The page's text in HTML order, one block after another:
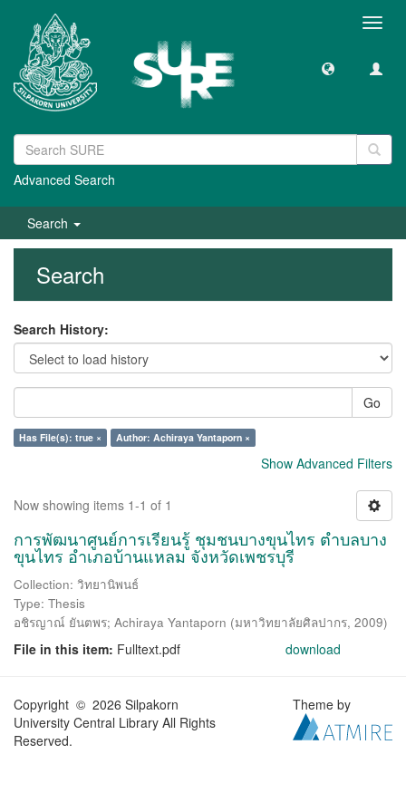
Advanced Search
Search
Search
Search History:
Go
Has File(s): true × Author: Achiraya Yantaporn ×
Show Advanced Filters
Now showing items 1-1 of 1
การพัฒนาศูนย์การเรียนรู้ ชุมชนบางขุนไทร ตำบลบาง
ขุนไทร อำเภอบ้านแหลม จังหวัดเพชรบุรี
Collection: วิทยานิพนธ์
Type: Thesis
อชิรญาณ์ ยันตพร; Achiraya Yantaporn (มหาวิทยาลัยศิลปากร, 2009)
File in this item: Fulltext.pdf download
Copyright © 2026 Silpakorn
University Central Library All Rights
Reserved.
Theme by